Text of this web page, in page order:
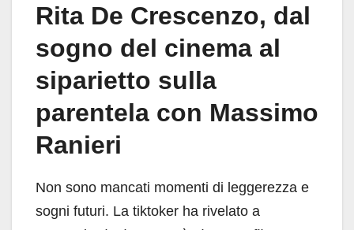
Rita De Crescenzo, dal
sogno del cinema al
siparietto sulla
parentela con Massimo
Ranieri
Non sono mancati momenti di leggerezza e
sogni futuri. La tiktoker ha rivelato a